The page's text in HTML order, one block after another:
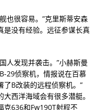
也很容易。”克里斯蒂安森
是没有经验。远征参谋长真
人发现并袭击。”小赫斯曼
29侦察机，情报说在百慕
B改装的远程侦察机。”
西洋海域会有很多潜艇。
克636和Fw190T射程不